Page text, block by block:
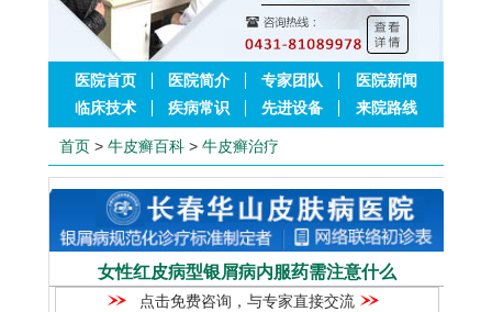
医院首页 医院简介 专家团队
医院新闻
临床技术
疾病常识 先进设备 来院路线
首页 > 牛皮癣百科 > 牛皮癣治疗
女性红皮病型银屑病内服药需注意什么
点击免费咨询，与专家直接交流